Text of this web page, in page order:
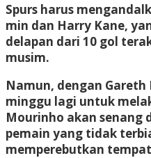
Spurs harus
min dan Harry Kane,
delapan dari 10 gol
musim.
Namun, dengan Gareth
minggu lagi untuk
Mourinho akan senang
pemain yang tidak
memperebutkan